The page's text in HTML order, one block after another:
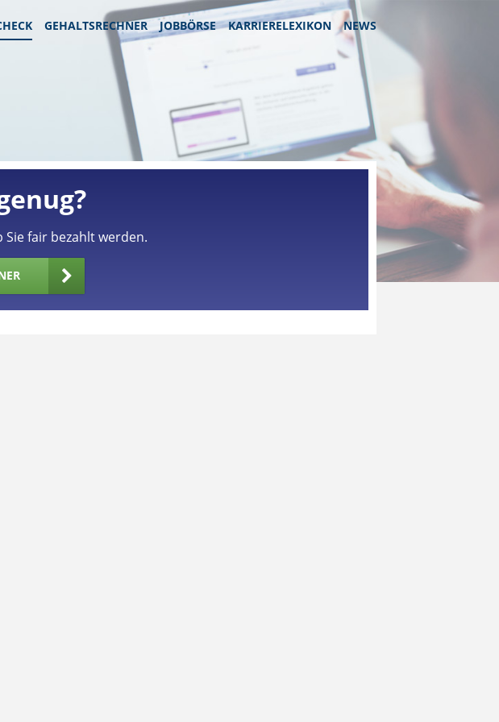
GEHALTSRECHNER JOBBÖRSE KARRIERELEXIKON NEWS
fair bezahlt werden.